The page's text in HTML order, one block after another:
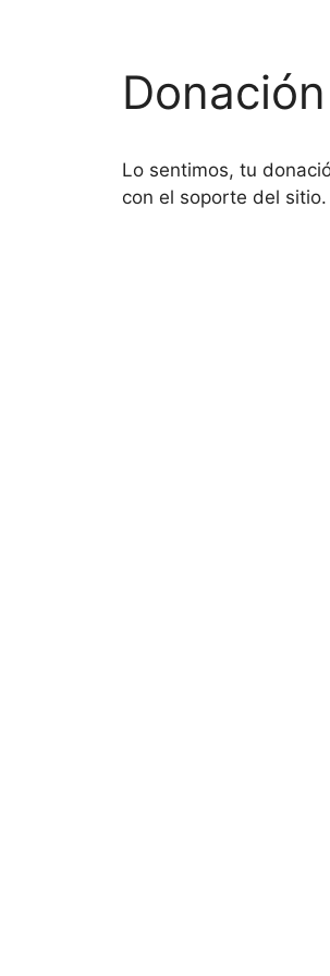
Lo sentimos, tu
con el soporte del sitio.